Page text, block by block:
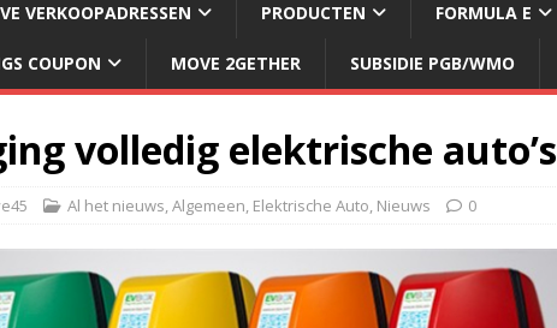
VERKOOPADRESSEN PRODUCTEN FORMULA E
COUPON MOVE 2GETHER SUBSIDIE PGB/WMO
volledig elektrische auto’s
Al het nieuws,Algemeen, Elektrische Auto, Nieuws 0